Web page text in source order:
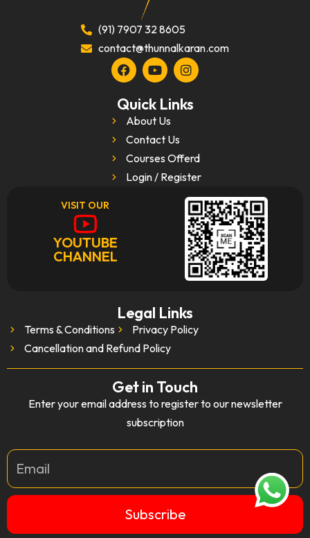
(91) 7907 32 8605
contact@thunnalkaran.com
Quick Links
About Us
Contact Us
Courses Offerd
Login / Register
VISIT OUR
YOUTUBE
CHANNEL
Legal Links
Terms & Conditions
Privacy Policy
Cancellation and Refund Policy
Get in Touch
Enter your email address to register to our newsletter
subscription
Subscribe